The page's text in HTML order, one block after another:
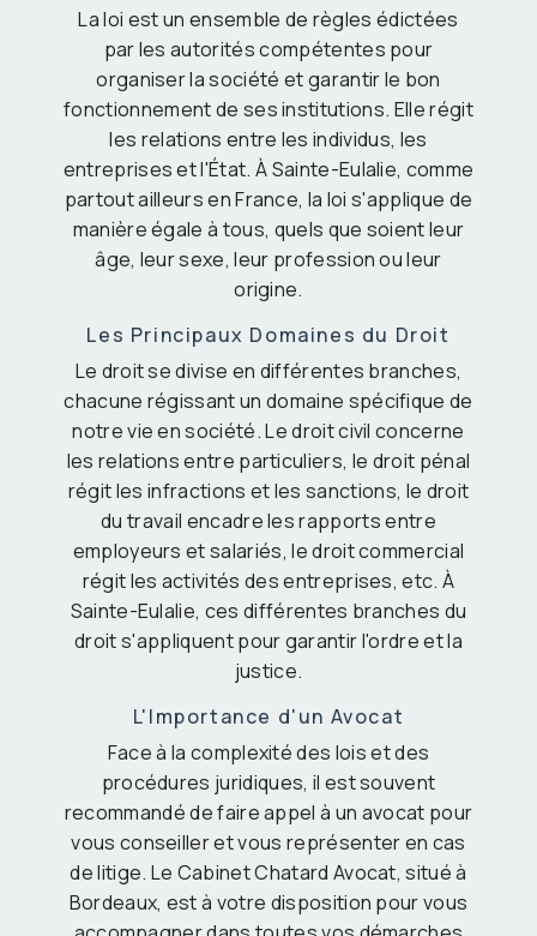
La loi est un ensemble de règles édictées
par les autorités compétentes pour
organiser la société et garantir le bon
fonctionnement de ses institutions. Elle régit
les relations entre les individus, les
entreprises et l'État. À Sainte-Eulalie, comme
partout ailleurs en France, la loi s'applique de
manière égale à tous, quels que soient leur
âge, leur sexe, leur profession ou leur
origine.
Les Principaux Domaines du Droit
Le droit se divise en différentes branches,
chacune régissant un domaine spécifique de
notre vie en société. Le droit civil concerne
les relations entre particuliers, le droit pénal
régit les infractions et les sanctions, le droit
du travail encadre les rapports entre
employeurs et salariés, le droit commercial
régit les activités des entreprises, etc. À
Sainte-Eulalie, ces différentes branches du
droit s'appliquent pour garantir l'ordre et la
justice.
L'Importance d'un Avocat
Face à la complexité des lois et des
procédures juridiques, il est souvent
recommandé de faire appel à un avocat pour
vous conseiller et vous représenter en cas
de litige. Le Cabinet Chatard Avocat, situé à
Bordeaux, est à votre disposition pour vous